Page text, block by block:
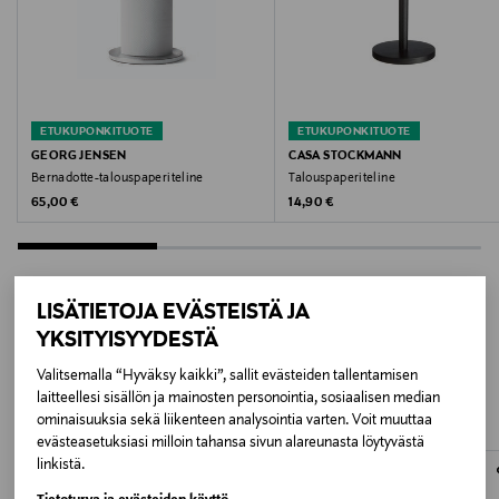
LISÄTIETOJA EVÄSTEISTÄ JA
YKSITYISYYDESTÄ
Valitsemalla “Hyväksy kaikki”, sallit evästeiden tallentamisen
laitteellesi sisällön ja mainosten personointia, sosiaalisen median
ominaisuuksia sekä liikenteen analysointia varten. Voit muuttaa
evästeasetuksiasi milloin tahansa sivun alareunasta löytyvästä
linkistä.
Valmistusmaa
Valmistajan tuotenumero
TAG
Valmistaja
Lindex Group Oyj
Valmistajan osoite
Stockmann, Lindex Group Oyj, Aleksanterinkatu 52 B,
PL 220, 00101, Helsinki, Finland
Digitaalinen osoite
ETUKUPONKITUOTE
GEORG JENSEN
Bernadotte-talouspaperiteline
Original Price
65,00 €
ETUKUPONKITUOTE
CASA STOCKMANN
Talouspaperiteline
Original Price
14,90 €
LISÄÄ KIINNOSTAVIA
TUOTTEITA